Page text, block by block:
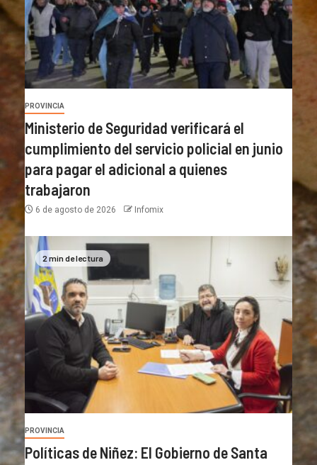
PROVINCIA
Ministerio de Seguridad verificará el
cumplimiento del servicio policial en junio
para pagar el adicional a quienes
trabajaron
6 de agosto de 2026 Infomix
2 min de lectura
PROVINCIA
Políticas de Niñez: El Gobierno de Santa